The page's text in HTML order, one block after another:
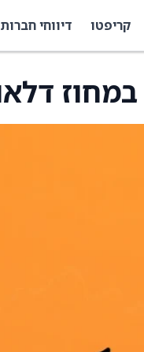
קריפטו דיווחי חברות